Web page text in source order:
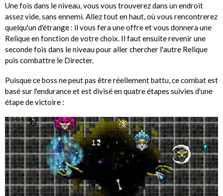
Une fois dans le niveau, vous vous trouverez dans un endroit
assez vide, sans ennemi. Allez tout en haut, où vous rencontrerez
quelqu'un d'étrange : il vous fera une offre et vous donnera une
Relique en fonction de votre choix. Il faut ensuite revenir une
seconde fois dans le niveau pour aller chercher l'autre Relique
puis combattre le Directer.
Puisque ce boss ne peut pas être réellement battu, ce combat est
basé sur l'endurance et est divisé en quatre étapes suivies d'une
étape de victoire :